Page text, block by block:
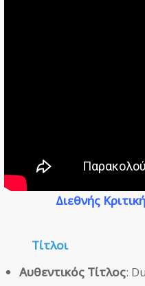
Διεθνής
Τίτλοι
Αυθεντικός Τίτλος: